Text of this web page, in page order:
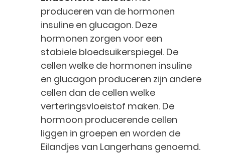
produceren van de hormonen
insuline en glucagon. Deze
hormonen zorgen voor een
stabiele bloedsuikerspiegel. De
cellen welke de hormonen insuline
en glucagon produceren zijn andere
cellen dan de cellen welke
verteringsvloeistof maken. De
hormoon producerende cellen
liggen in groepen en worden de
Eilandjes van Langerhans genoemd.